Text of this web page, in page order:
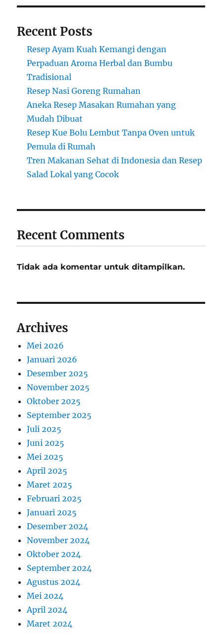
Recent Posts
Resep Ayam Kuah Kemangi dengan
Perpaduan Aroma Herbal dan Bumbu
Tradisional
Resep Nasi Goreng Rumahan
Aneka Resep Masakan Rumahan yang
Mudah Dibuat
Resep Kue Bolu Lembut Tanpa Oven untuk
Pemula di Rumah
Tren Makanan Sehat di Indonesia dan Resep
Salad Lokal yang Cocok
Recent Comments
Tidak ada komentar untuk ditampilkan.
Archives
Mei 2026
Januari 2026
Desember 2025
November 2025
Oktober 2025
September 2025
Juli 2025
Juni 2025
Mei 2025
April 2025
Maret 2025
Februari 2025
Januari 2025
Desember 2024
November 2024
Oktober 2024
September 2024
Agustus 2024
Mei 2024
April 2024
Maret 2024